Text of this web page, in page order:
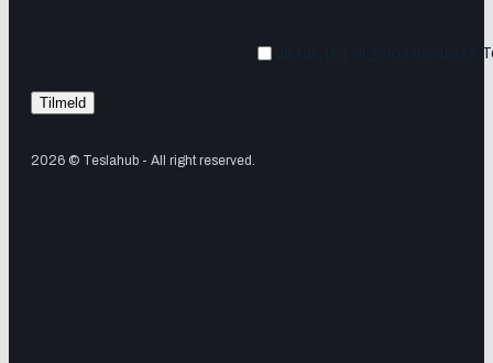
Ja tak, jeg vil gerne modtage
2026 © Teslahub - All right reserved.